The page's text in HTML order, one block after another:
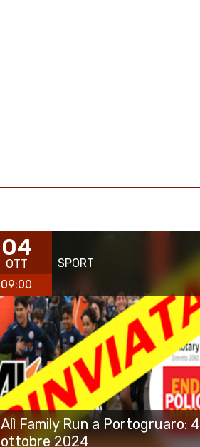
04
OTT
09:00
SPORT
Alì Family Run a Portogruaro: 4
ottobre 2024